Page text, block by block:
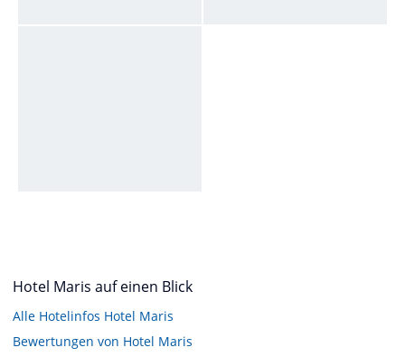
Hotel Maris auf einen Blick
Alle Hotelinfos Hotel Maris
Bewertungen von Hotel Maris